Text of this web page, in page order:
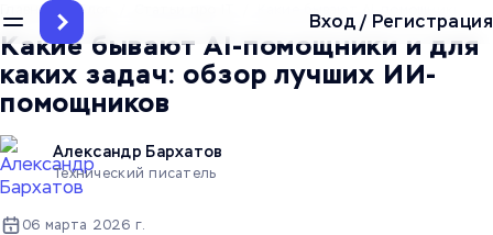
Вход/ Регистрация
Главная Блог
Какие бывают AI-помощники и для
каких задач: обзор лучших ИИ-
помощников
Александр Бархатов
Технический писатель
06 марта 2026 г.